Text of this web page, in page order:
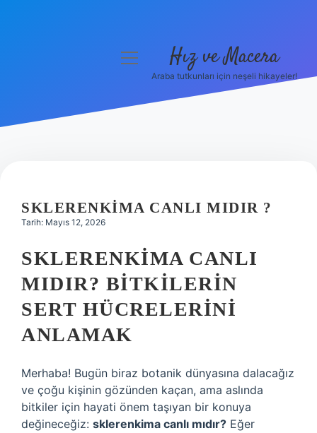
Hakkımızda
menüyü
Hız ve Macera
Araba tutkunları için neşeli hikayeler!
SKLERENKIMA CANLI MIDIR ?
Tarih: Mayıs 12, 2026
SKLERENKIMA CANLI
MIDIR? BITKILERIN
SERT HÜCRELERINI
ANLAMAK
Merhaba! Bugün biraz botanik dünyasına dalacağız
ve çoğu kişinin gözünden kaçan, ama aslında
bitkiler için hayati önem taşıyan bir konuya
değineceğiz: sklerenkima canlı mıdır? Eğer